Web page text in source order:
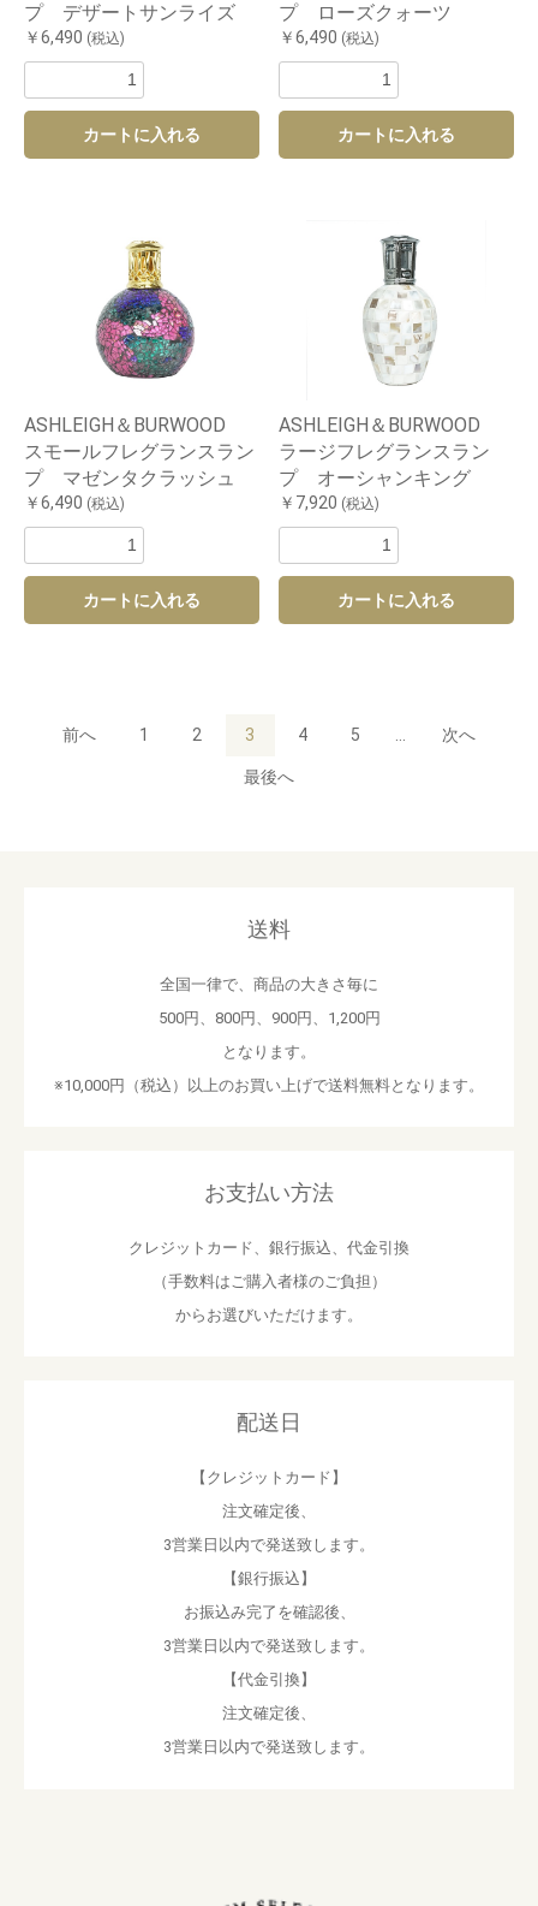
プ デザートサンライズ
￥6,490 (税込)
カートに入れる
プ ローズクォーツ
￥6,490 (税込)
カートに入れる
ASHLEIGH＆BURWOOD
スモールフレグランスラン
プ マゼンタクラッシュ
￥6,490 (税込)
カートに入れる
ASHLEIGH＆BURWOOD
ラージフレグランスラン
プ オーシャンキング
￥7,920 (税込)
カートに入れる
前へ 1 2 3 4 5 次へ
最後へ
送料
全国一律で、商品の大きさ毎に
500円、800円、900円、1,200円
となります。
※10,000円（税込）以上のお買い上げで送料無料となります。
お支払い方法
クレジットカード、銀行振込、代金引換
（手数料はご購入者様のご負担）
からお選びいただけます。
配送日
【クレジットカード】
注文確定後、
3営業日以内で発送致します。
【銀行振込】
お振込み完了を確認後、
3営業日以内で発送致します。
【代金引換】
注文確定後、
3営業日以内で発送致します。